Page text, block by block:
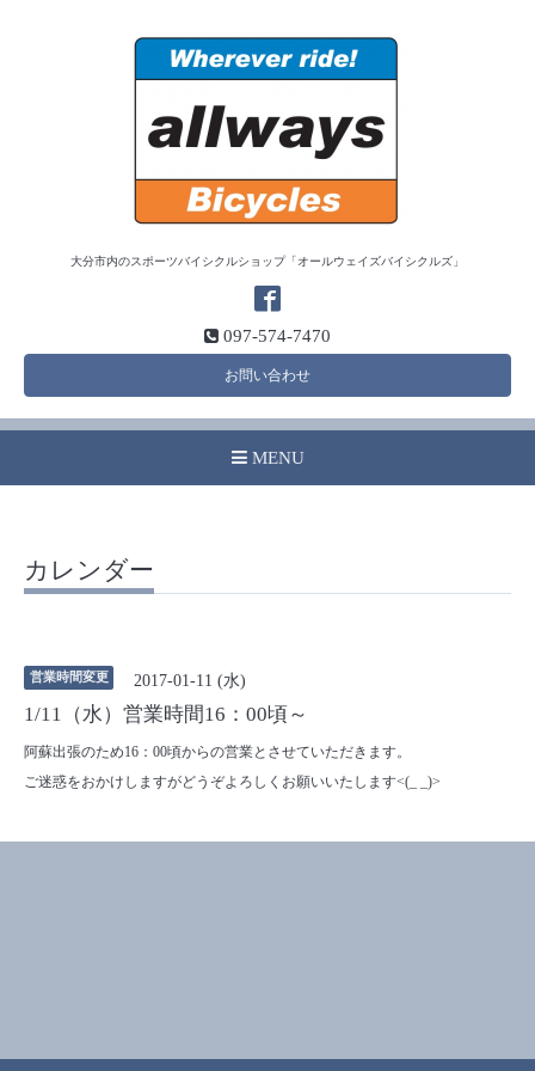
大分市内のスポーツバイシクルショップ「オールウェイズバイシクルズ」
097-574-7470
お問い合わせ
MENU
カレンダー
営業時間変更 2017-01-11 (水)
1/11（水）営業時間16：00頃～
阿蘇出張のため16：00頃からの営業とさせていただきます。
ご迷惑をおかけしますがどうぞよろしくお願いいたします<(_ _)>